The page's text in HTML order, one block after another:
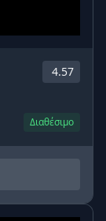
4.57
Διαθέσιμο